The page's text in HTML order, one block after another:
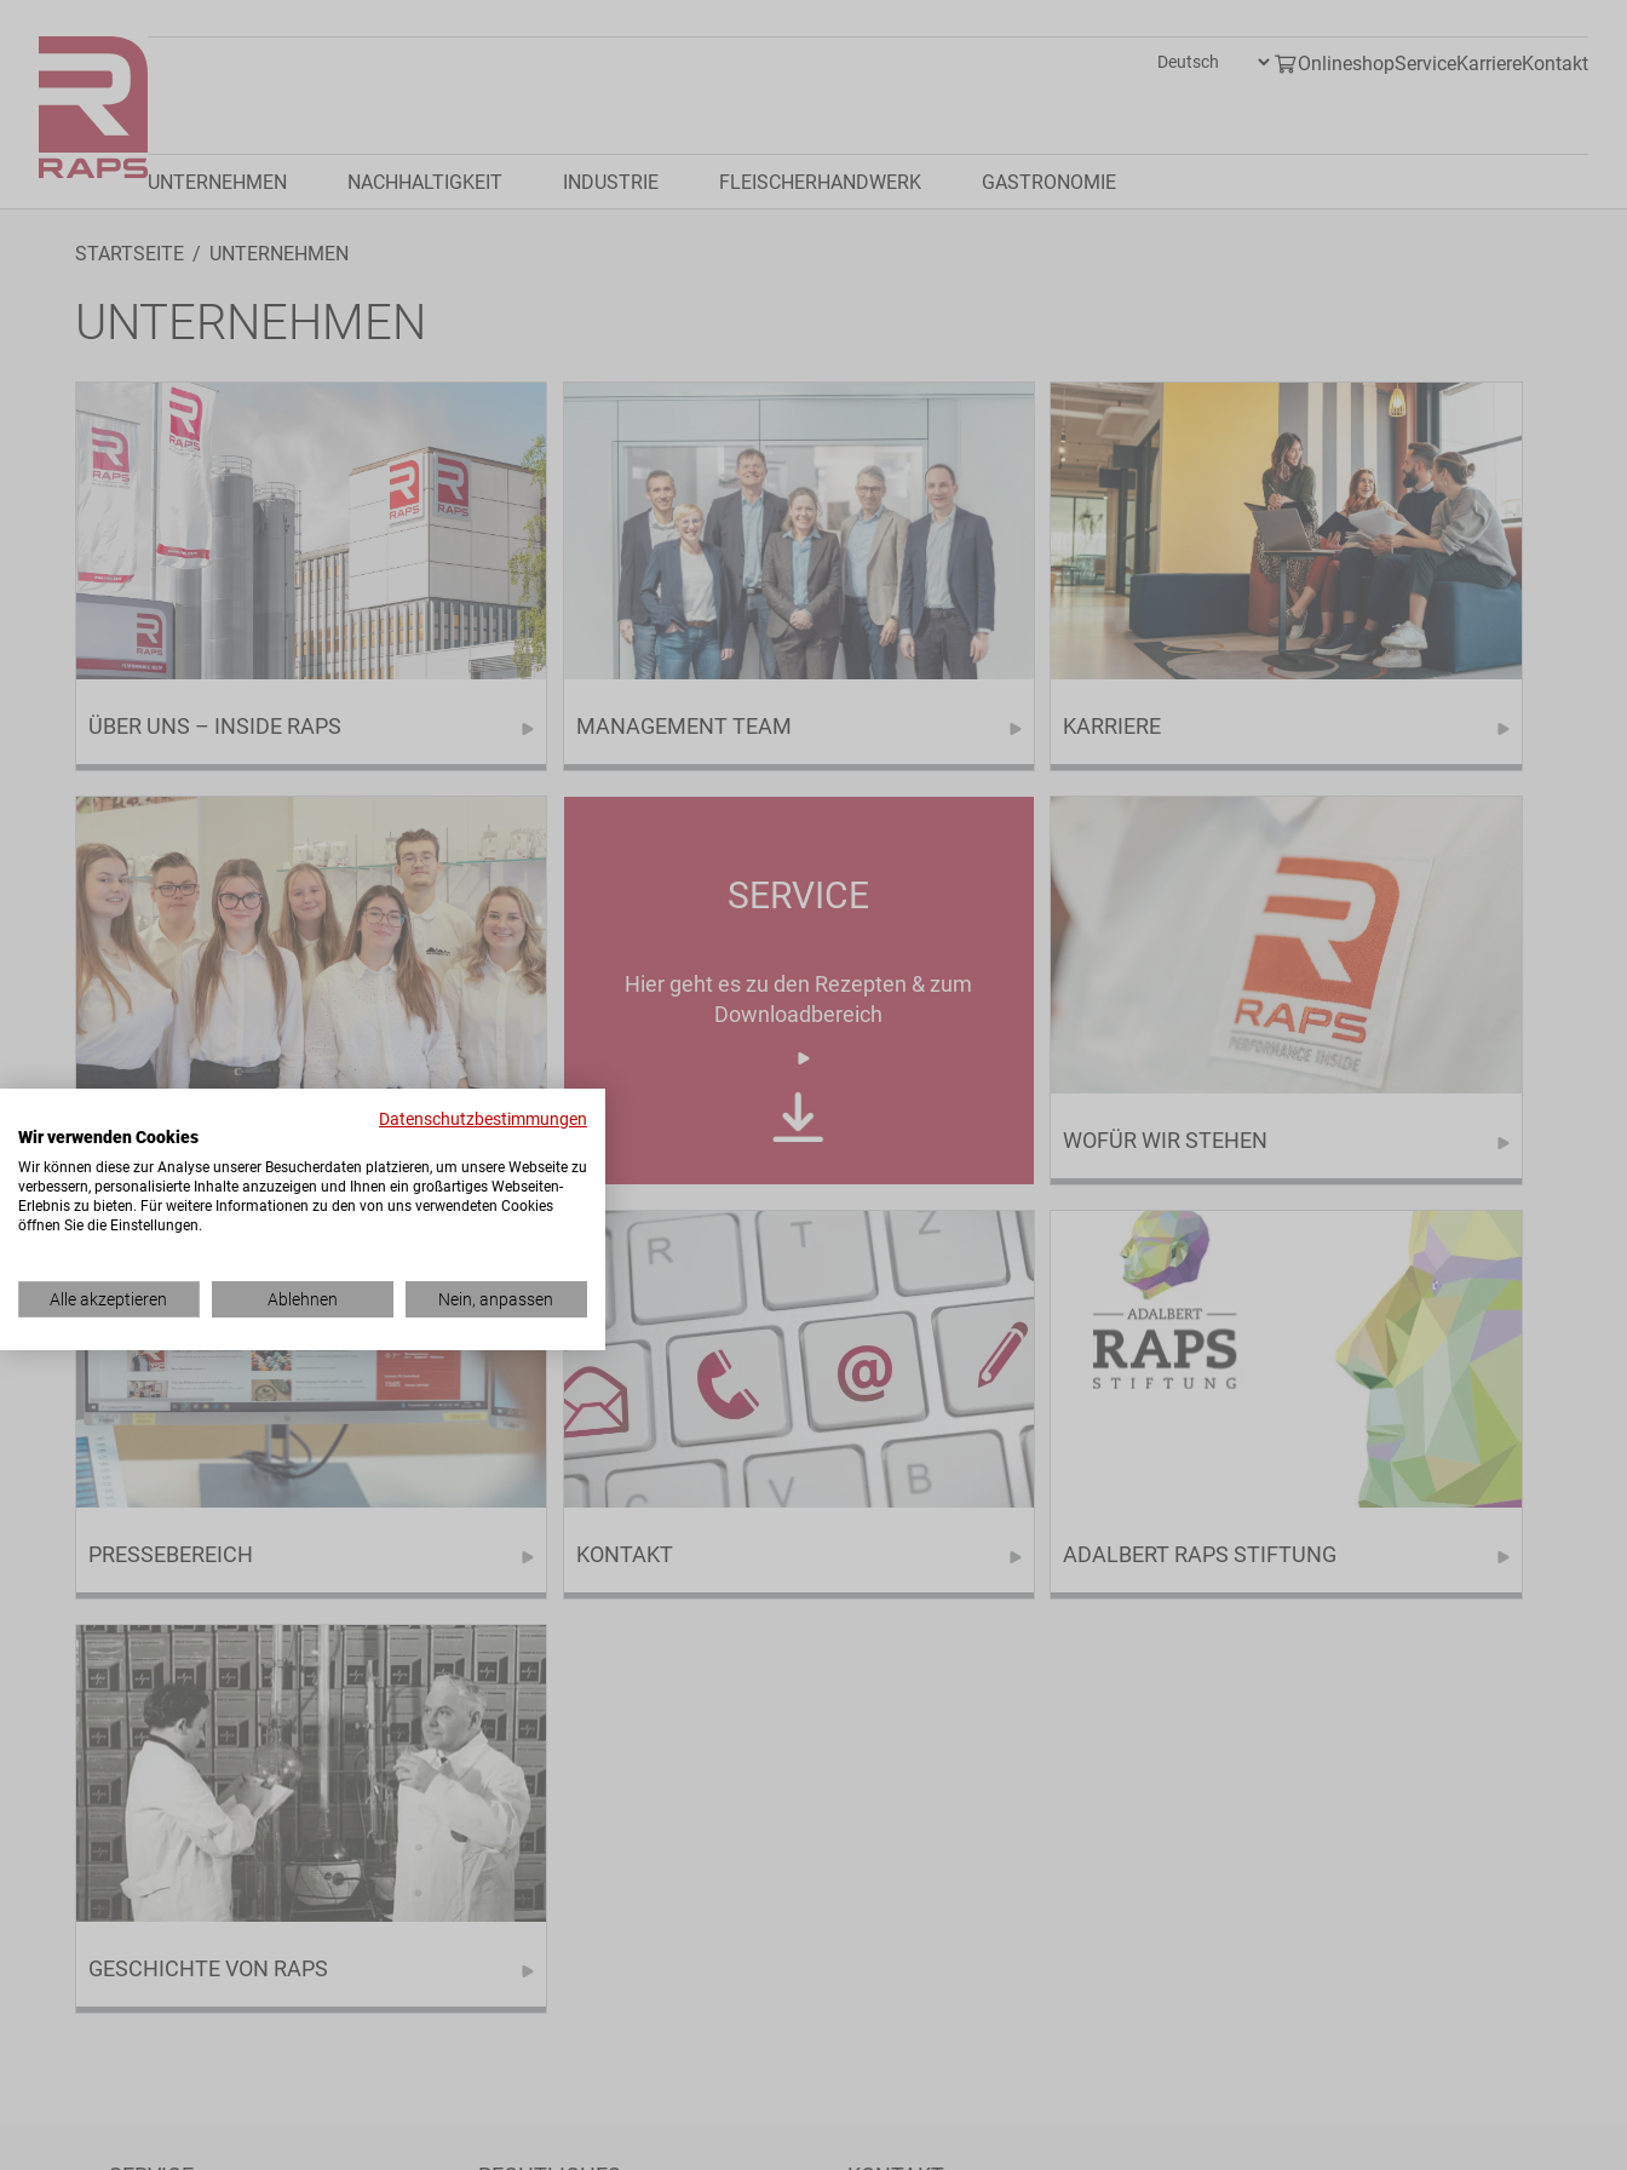
OnlineshopServiceKarriereKontakt
UNTERNEHMEN NACHHALTIGKEIT INDUSTRIE FLEISCHERHANDWERK GASTRONOMIE
STARTSEITE UNTERNEHMEN
UNTERNEHMEN
ÜBER UNS – INSIDE RAPS MANAGEMENT TEAM KARRIERE
AZUBIS ALS CHEF
Die etwas andere Art der Ausbildung bei RAPS
SERVICE
Hier geht es zu den Rezepten & zum
Downloadbereich
WOFÜR WIR STEHEN
PRESSEBEREICH KONTAKT ADALBERT RAPS STIFTUNG
GESCHICHTE VON RAPS
Datenschutzbestimmungen
Wir verwenden Cookies
Wir können diese zur Analyse unserer Besucherdaten platzieren, um unsere Webseite zu
verbessern, personalisierte Inhalte anzuzeigen und Ihnen ein großartiges Webseiten-
Erlebnis zu bieten. Für weitere Informationen zu den von uns verwendeten Cookies
öffnen Sie die Einstellungen.
Alle akzeptieren Ablehnen Nein, anpassen